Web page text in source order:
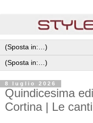
8 luglio 2026
Quindicesima
Cortina | Le